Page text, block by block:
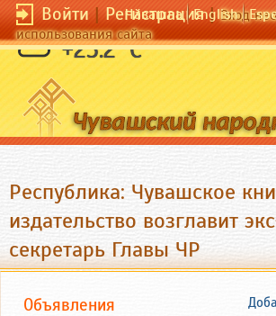
Войти|Регистрация|Вход
использования сайта
Чӑвашла English
+25.2 °C
Самая нужная
Республика: Чувашское
издательство возглавит
секретарь Главы ЧР
Объявления